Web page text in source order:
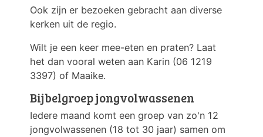
Ook zijn er bezoeken gebracht aan diverse
kerken uit de regio.
Wilt je een keer mee-eten en praten? Laat
het dan vooral weten aan Karin (06 1219
3397) of Maaike.
Bijbelgroep jongvolwassenen
Iedere maand komt een groep van zo'n 12
jongvolwassenen (18 tot 30 jaar) samen om